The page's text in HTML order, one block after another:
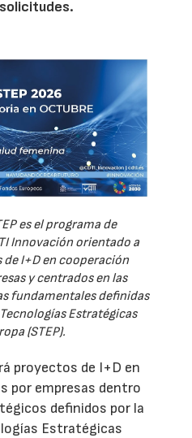
es el programa de
Innovación orientado a
I+D en cooperación
y centrados en las
fundamentales definidas
Estratégicas
(STEP).
proyectos de I+D en
por empresas dentro
definidos por la
Estratégicas